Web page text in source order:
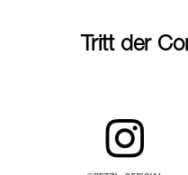
Tritt der